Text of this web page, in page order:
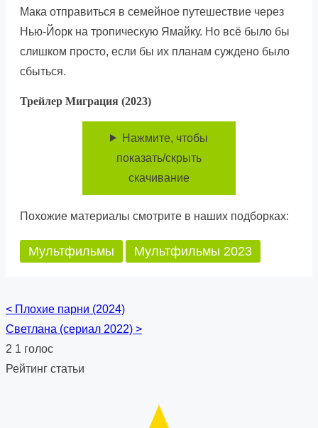
Мака отправиться в семейное путешествие через
Нью-Йорк на тропическую Ямайку. Но всё было бы
слишком просто, если бы их планам суждено было
сбыться.
Трейлер Миграция (2023)
Нажмите, чтобы
показать/скрыть
скачивание
Похожие материалы смотрите в наших подборках:
Мультфильмы Мультфильмы 2023
Posts
navigation
< Плохие парни (2024)
Светлана (сериал 2022) >
2 1 голос
Рейтинг статьи